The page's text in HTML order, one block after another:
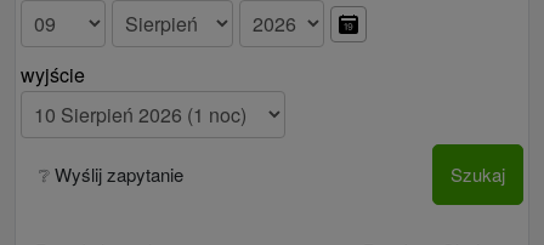
wyjście
❔ Wyślij zapytanie Szukaj